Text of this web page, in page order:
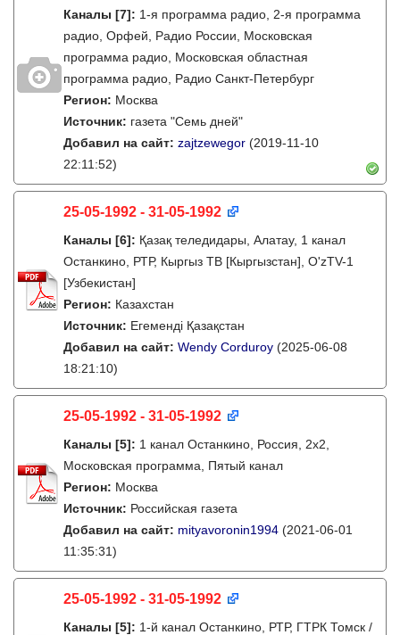
Каналы [7]: 1-я программа радио, 2-я программа
радио, Орфей, Радио России, Московская
программа радио, Московская областная
программа радио, Радио Санкт-Петербург
Регион: Москва
Источник: газета "Семь дней"
Добавил на сайт: zajtzewegor (2019-11-10
22:11:52)
25-05-1992 - 31-05-1992
Каналы [6]: Қазақ теледидары, Алатау, 1 канал
Останкино, РТР, Кыргыз ТВ [Кыргызстан], O'zTV-1
[Узбекистан]
Регион: Казахстан
Источник: Егеменді Қазақстан
Добавил на сайт: Wendy Corduroy (2025-06-08
18:21:10)
25-05-1992 - 31-05-1992
Каналы [5]: 1 канал Останкино, Россия, 2х2,
Московская программа, Пятый канал
Регион: Москва
Источник: Российская газета
Добавил на сайт: mityavoronin1994 (2021-06-01
11:35:31)
25-05-1992 - 31-05-1992
Каналы [5]: 1-й канал Останкино, РТР, ГТРК Томск /